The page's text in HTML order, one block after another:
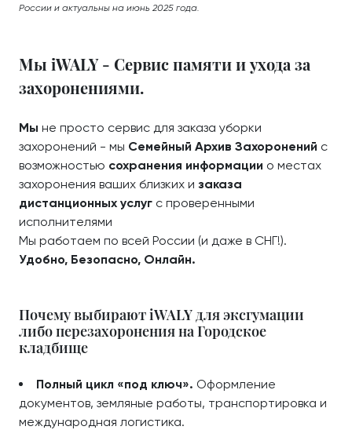
России и актуальны на июнь 2025 года.
Мы iWALY - Сервис памяти и ухода за
захоронениями.
Мы не просто сервис для заказа уборки
захоронений - мы Семейный Архив Захоронений с
возможностью сохранения информации о местах
захоронения ваших близких и заказа
дистанционных услуг с проверенными
исполнителями
Мы работаем по всей России (и даже в СНГ!).
Удобно, Безопасно, Онлайн.
Почему выбирают iWALY для эксгумации
либо перезахоронения на Городское
кладбище
Полный цикл «под ключ». Оформление
документов, земляные работы, транспортировка и
международная логистика.